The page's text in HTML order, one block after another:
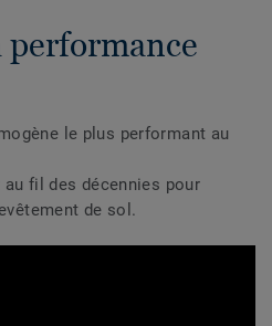
performance
le plus performant au
fil des décennies pour
de sol.